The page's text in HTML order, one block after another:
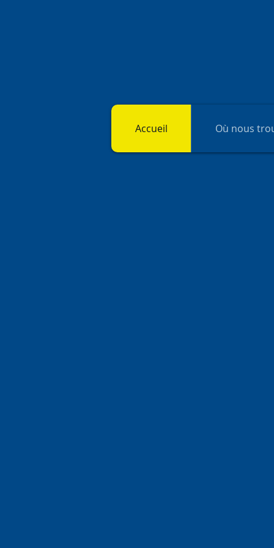
Accueil Où nous